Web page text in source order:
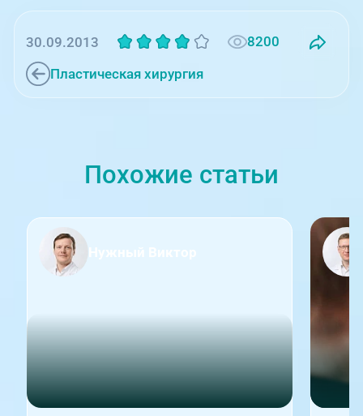
Пластическая хирургия
30.09.2013 8200
Похожие статьи
Нужный Виктор